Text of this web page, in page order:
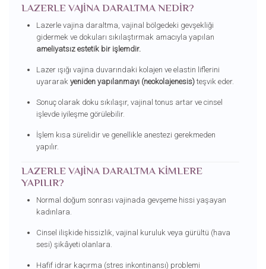
LAZERLE VAJINA DARALTMA NEDIR?
Lazerle vajina daraltma, vajinal bölgedeki gevşekliği
gidermek ve dokuları sıkılaştırmak amacıyla yapılan
ameliyatsız estetik bir işlemdir.
Lazer ışığı vajina duvarındaki kolajen ve elastin liflerini
uyararak yeniden yapılanmayı (neokolajenesis)teşvik eder.
Sonuç olarak doku sıkılaşır, vajinal tonus artar ve cinsel
işlevde iyileşme görülebilir.
İşlem kısa sürelidir ve genellikle anestezi gerekmeden
yapılır.
LAZERLE VAJINA DARALTMA KIMLERE
YAPILIR?
Normal doğum sonrası vajinada gevşeme hissi yaşayan
kadınlara.
Cinsel ilişkide hissizlik, vajinal kuruluk veya gürültü (hava
sesi) şikâyeti olanlara.
Hafif idrar kaçırma (stres inkontinansı) problemi